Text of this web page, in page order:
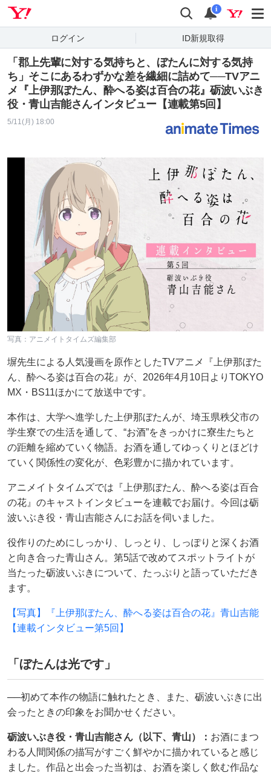
検索 通知
i
ログイン ID新規取得
「郡上先輩に対する気持ちと、ぼたんに対する気持
ち」そこにあるわずかな差を繊細に詰めて──TVアニ
メ『上伊那ぼたん、酔へる姿は百合の花』砺波いぶき
役・青山吉能さんインタビュー【連載第5回】
5/11(月) 18:00
写真：アニメイトタイムズ編集部
塀先生による人気漫画を原作としたTVアニメ『上伊那ぼた
ん、酔へる姿は百合の花』が、2026年4月10日よりTOKYO
MX・BS11ほかにて放送中です。
本作は、大学へ進学した上伊那ぼたんが、埼玉県秩父市の
学生寮での生活を通して、“お酒”をきっかけに寮生たちと
の距離を縮めていく物語。お酒を通してゆっくりとほどけ
ていく関係性の変化が、色彩豊かに描かれています。
アニメイトタイムズでは『上伊那ぼたん、酔へる姿は百合
の花』のキャストインタビューを連載でお届け。今回は砺
波いぶき役・青山吉能さんにお話を伺いました。
役作りのためにしっかり、しっとり、しっぽりと深くお酒
と向き合った青山さん。第5話で改めてスポットライトが
当たった砺波いぶきについて、たっぷりと語っていただき
ます。
【写真】『上伊那ぼたん、酔へる姿は百合の花』青山吉能
【連載インタビュー第5回】
「ぼたんは光です」
──初めて本作の物語に触れたとき、また、砺波いぶきに出
会ったときの印象をお聞かせください。
砺波いぶき役・青山吉能さん（以下、青山）： お酒にまつ
わる人間関係の描写がすごく鮮やかに描かれていると感じ
ました。作品と出会った当初は、お酒を楽しく飲む作品な